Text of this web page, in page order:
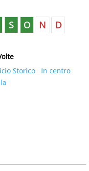
S O N D
Storico
In centro